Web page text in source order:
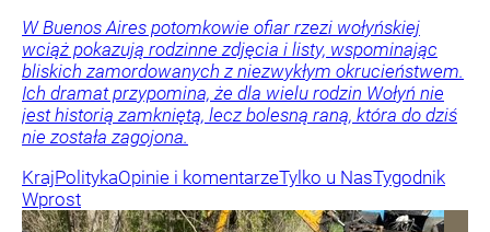
W Buenos Aires potomkowie ofiar rzezi wołyńskiej
wciąż pokazują rodzinne zdjęcia i listy, wspominając
bliskich zamordowanych z niezwykłym okrucieństwem.
Ich dramat przypomina, że dla wielu rodzin Wołyń nie
jest historią zamkniętą, lecz bolesną raną, która do dziś
nie została zagojona.
KrajPolitykaOpinie i komentarzeTylko u NasTygodnik
Wprost